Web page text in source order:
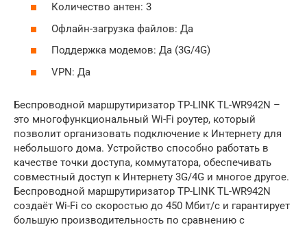
Количество антен: 3
Офлайн-загрузка файлов: Да
Поддержка модемов: Да (3G/4G)
VPN: Да
Беспроводной маршрутиризатор TP-LINK TL-WR942N –
это многофункциональный Wi-Fi роутер, который
позволит организовать подключение к Интернету для
небольшого дома. Устройство способно работать в
качестве точки доступа, коммутатора, обеспечивать
совместный доступ к Интернету 3G/4G и многое другое.
Беспроводной маршрутиризатор TP-LINK TL-WR942N
создаёт Wi-Fi со скоростью до 450 Мбит/с и гарантирует
большую производительность по сравнению с